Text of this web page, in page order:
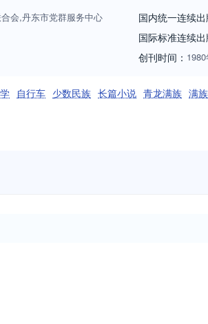
会,丹东市党群服务中心 国内统一连续出
国际标准连续
创刊时间：
自行车 少数民族 长篇小说 青龙满族 满